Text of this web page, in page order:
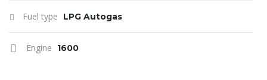
Fuel type LPG Autogas
Engine 1600